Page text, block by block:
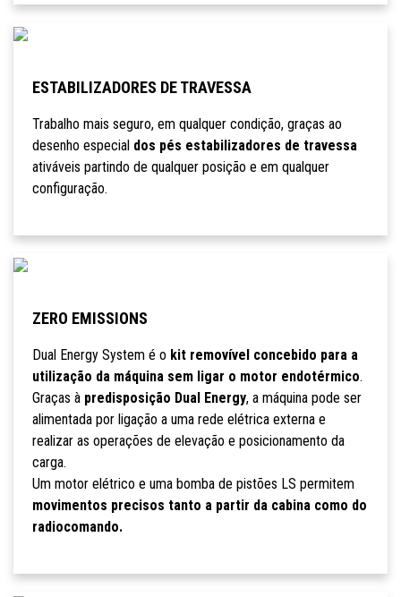
ESTABILIZADORES DE TRAVESSA
Trabalho mais seguro, em qualquer condição, graças ao
desenho especial dos pés estabilizadores de travessa
ativáveis partindo de qualquer posição e em qualquer
configuração.
ZERO EMISSIONS
Dual Energy System é o kit removível concebido para a
utilização da máquina sem ligar o motor endotérmico.
Graças à predisposição Dual Energy, a máquina pode ser
alimentada por ligação a uma rede elétrica externa e
realizar as operações de elevação e posicionamento da
carga.
Um motor elétrico e uma bomba de pistões LS permitem
movimentos precisos tanto a partir da cabina como do
radiocomando.